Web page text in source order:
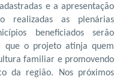
e a apresentação
realizadas as plenárias
beneficiados serão
que o projeto atinja quem
familiar e promovendo
da região. Nos próximos